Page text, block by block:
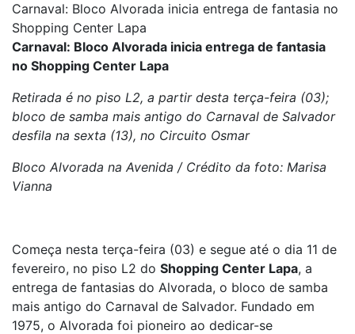
Carnaval: Bloco Alvorada inicia entrega de fantasia no
Shopping Center Lapa
Carnaval: Bloco Alvorada inicia entrega de fantasia
no Shopping Center Lapa
Retirada é no piso L2, a partir desta terça-feira (03);
bloco de samba mais antigo do Carnaval de Salvador
desfila na sexta (13), no Circuito Osmar
Bloco Alvorada na Avenida / Crédito da foto: Marisa
Vianna
Começa nesta terça-feira (03) e segue até o dia 11 de
fevereiro, no piso L2 do Shopping Center Lapa, a
entrega de fantasias do Alvorada, o bloco de samba
mais antigo do Carnaval de Salvador. Fundado em
1975, o Alvorada foi pioneiro ao dedicar-se